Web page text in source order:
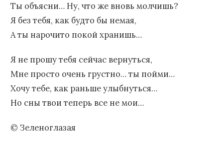
Ты объясни… Ну, что же вновь молчишь?
Я без тебя, как будто бы немая,
А ты нарочито покой хранишь…
Я не прошу тебя сейчас вернуться,
Мне просто очень грустно… ты пойми…
Хочу тебе, как раньше улыбнуться…
Но сны твои теперь все не мои…
© Зеленоглазая